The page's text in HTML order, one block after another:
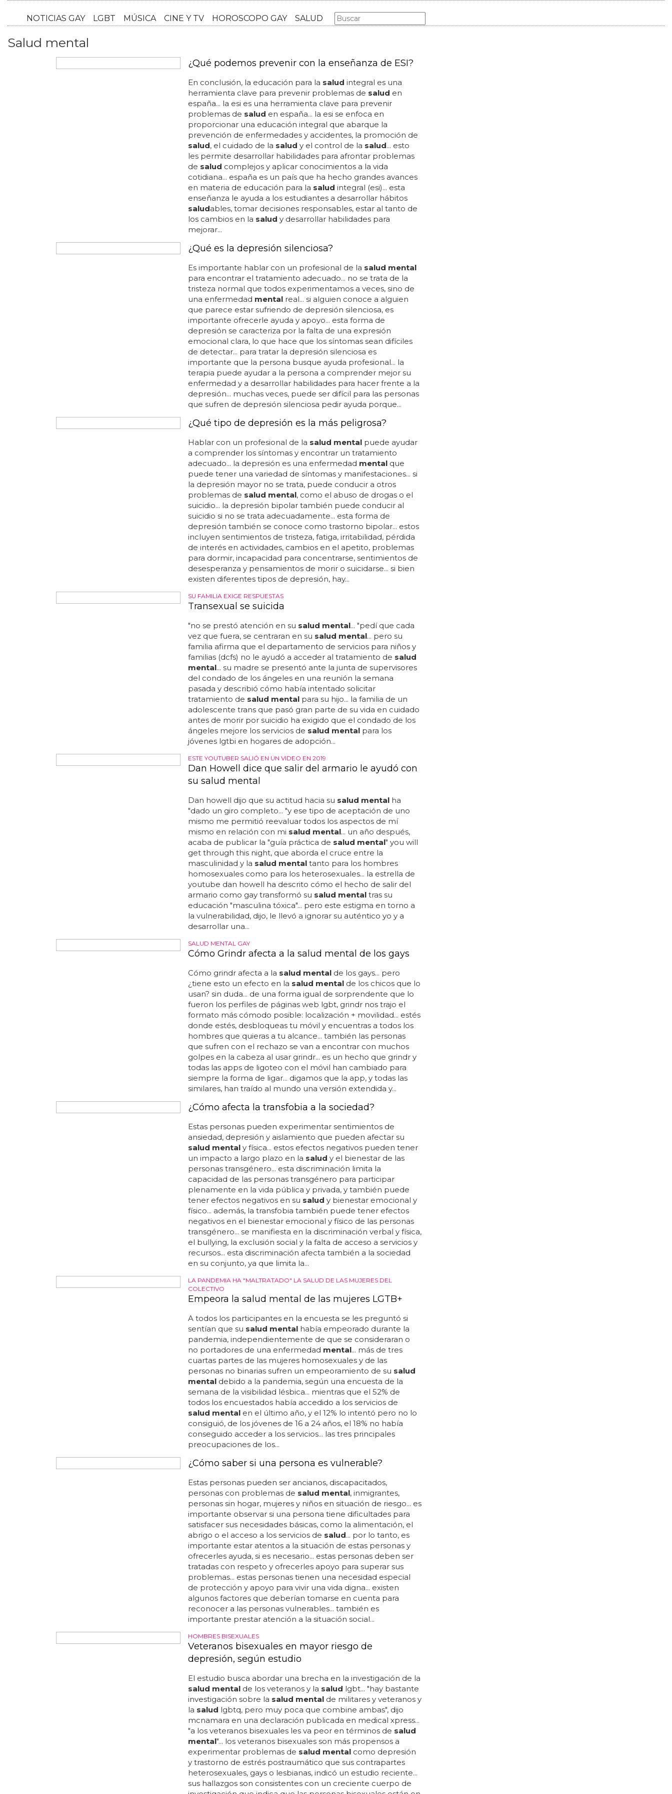
NOTICIAS GAY LGBT MÚSICA CINE Y TV
Salud mental
En conclusión, la educación para lasaludintegral es una
herramienta clave para prevenir problemas desaluden
españa... la esi es una herramienta clave para prevenir
problemas desaluden españa... la esi se enfoca en
proporcionar una educación integral que abarque la
prevención de enfermedades y accidentes, la promoción de
salud, el cuidado de la saludy el control de lasalud... esto
les permite desarrollar habilidades para afrontar problemas
desaludcomplejos y aplicar conocimientos a la vida
cotidiana... españa es un país que ha hecho grandes avances
en materia de educación para lasalud integral (esi)... esta
enseñanza le ayuda a los estudiantes a desarrollar hábitos
saludables, tomar decisiones responsables, estar al tanto de
los cambios en la
¿Qué es la depresión silenciosa?
Es importante hablar con un profesional de lasalud mental
para encontrar el tratamiento adecuado... no se trata de la
tristeza normal que todos experimentamos a veces, sino de
una enfermedadmental real... si alguien conoce a alguien
que parece estar sufriendo de depresión silenciosa, es
importante ofrecerle ayuda y apoyo... esta forma de
depresión se caracteriza por la falta de una expresión
emocional clara, lo que hace que los síntomas sean difíciles
de detectar... para tratar la depresión silenciosa es
importante que la persona busque ayuda profesional... la
terapia puede ayudar a la persona a comprender mejor su
enfermedad y a desarrollar habilidades para hacer frente a la
depresión... muchas veces, puede ser difícil para las personas
que sufren de depresión silenciosa pedir ayuda porque...
¿Qué tipo de depresión es la más peligrosa?
Hablar con un profesional de la
a comprender los síntomas y encontrar un tratamiento
adecuado... la depresión es una enfermedadmental que
puede tener una variedad de síntomas y manifestaciones... si
la depresión mayor no se trata, puede conducir a otros
problemas desalud mental, como el abuso de drogas o el
suicidio... la depresión bipolar también puede conducir al
suicidio si no se trata adecuadamente... esta forma de
depresión también se conoce como trastorno bipolar... estos
incluyen sentimientos de tristeza, fatiga, irritabilidad, pérdida
de interés en actividades, cambios en el apetito, problemas
para dormir, incapacidad para concentrarse, sentimientos de
desesperanza y pensamientos de morir o suicidarse... si bien
existen diferentes tipos de depresión, hay...
SU FAMILIA EXIGE RESPUESTAS
Transexual se suicida
"no se prestó atención en su
vez que fuera, se centraran en su
salud mental
... pero su
familia afirma que el departamento de servicios para niños y
familias (dcfs) no le ayudó a acceder al tratamiento de salud
mental ... su madre se presentó ante la junta de supervisores
del condado de los ángeles en una reunión la semana
pasada y describió cómo había intentado solicitar
tratamiento desalud mentalpara su hijo... la familia de un
adolescente trans que pasó gran parte de su vida en cuidado
antes de morir por suicidio ha exigido que el condado de los
ángeles mejore los servicios desalud mentalpara los
jóvenes lgtbi en hogares de adopción...
ESTE YOUTUBER SALIÓ EN UN VIDEO EN 2019
Dan Howell dice que salir del armario le ayudó con
su salud mental
Dan howell dijo que su actitud hacia susalud mentalha
"dado un giro completo... "y ese tipo de aceptación de uno
mismo me permitió reevaluar todos los aspectos de mí
mismo en relación con misalud mental... un año después,
acaba de publicar la "guía práctica desalud mental" you will
get through this night, que aborda el cruce entre la
masculinidad y lasalud mentaltanto para los hombres
homosexuales como para los heterosexuales... la estrella de
youtube dan howell ha descrito cómo el hecho de salir del
armario como gay transformó susalud mentaltras su
educación "masculina tóxica"... pero este estigma en torno a
la vulnerabilidad, dijo, le llevó a ignorar su auténtico yo y a
desarrollar una...
SALUD MENTAL GAY
Cómo Grindr afecta a la salud mental de los gays
Cómo grindr afecta a la salud mental de los gays... pero
¿tiene esto un efecto en la salud mentalde los chicos que lo
usan? sin duda... de una forma igual de sorprendente que lo
fueron los perfiles de páginas web lgbt, grindr nos trajo el
formato más cómodo posible: localización + movilidad... estés
donde estés, desbloqueas tu móvil y encuentras a todos los
hombres que quieras a tu alcance... también las personas
que sufren con el rechazo se van a encontrar con muchos
golpes en la cabeza al usar grindr... es un hecho que grindr y
todas las apps de ligoteo con el móvil han cambiado para
siempre la forma de ligar... digamos que la app, y todas las
similares, han traído al mundo una versión extendida y...
¿Cómo afecta la transfobia a la sociedad?
Estas personas pueden experimentar sentimientos de
ansiedad, depresión y aislamiento que pueden afectar su
salud mental
y física... estos efectos negativos pueden tener
un impacto a largo plazo en lasaludy el bienestar de las
personas transgénero... esta discriminación limita la
capacidad de las personas transgénero para participar
plenamente en la vida pública y privada, y también puede
tener efectos negativos en susaludy bienestar emocional y
físico... además, la transfobia también puede tener efectos
negativos en el bienestar emocional y físico de las personas
transgénero... se manifiesta en la discriminación verbal y física,
el bullying, la exclusión social y la falta de acceso a servicios y
recursos... esta discriminación afecta también a la sociedad
en su conjunto, ya que limita la...
LA PANDEMIA HA "MALTRATADO" LA SALUD DE LAS MUJERES DEL
COLECTIVO
Empeora la salud mental de las mujeres LGTB+
A todos los participantes en la encuesta se les preguntó si
sentían que su salud mentalhabía empeorado durante la
pandemia, independientemente de que se consideraran o
no portadores de una enfermedad mental... más de tres
cuartas partes de las mujeres homosexuales y de las
personas no binarias sufren un empeoramiento de susalud
mentaldebido a la pandemia, según una encuesta de la
semana de la visibilidad lésbica... mientras que el 52% de
todos los encuestados había accedido a los servicios de
salud mental en el último año, y el 12% lo intentó pero no lo
consiguió, de los jóvenes de 16 a 24 años, el 18% no había
conseguido acceder a los servicios... las tres principales
preocupaciones de los...
¿Cómo saber si una persona es vulnerable?
Estas personas pueden ser ancianos, discapacitados,
personas con problemas de salud mental, inmigrantes,
personas sin hogar, mujeres y niños en situación de riesgo... es
importante observar si una persona tiene dificultades para
satisfacer sus necesidades básicas, como la alimentación, el
abrigo o el acceso a los servicios desalud... por lo tanto, es
importante estar atentos a la situación de estas personas y
ofrecerles ayuda, si es necesario... estas personas deben ser
tratadas con respeto y ofrecerles apoyo para superar sus
problemas... estas personas tienen una necesidad especial
de protección y apoyo para vivir una vida digna... existen
algunos factores que deberían tomarse en cuenta para
reconocer a las personas vulnerables... también es
importante prestar atención a la situación social...